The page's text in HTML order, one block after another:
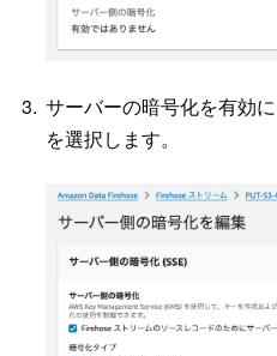
サーバーの暗号化を有効
を選択します。